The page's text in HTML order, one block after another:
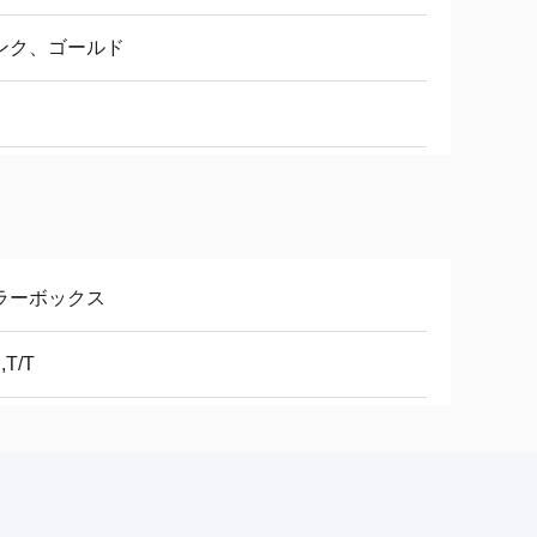
ク、ゴールド
ーボックス
T